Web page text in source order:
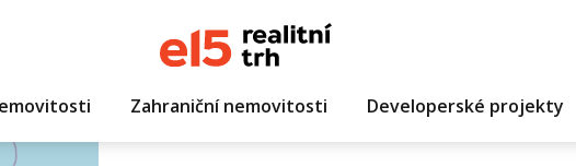
Zahraniční nemovitosti Developerské projekty